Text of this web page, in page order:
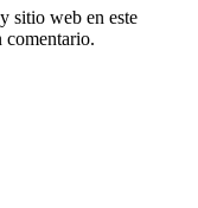
sitio web en este
comentario.